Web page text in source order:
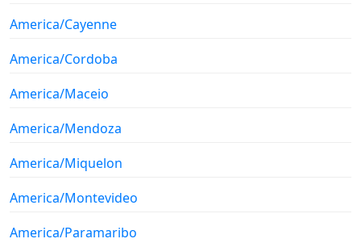
America/Cayenne
America/Cordoba
America/Maceio
America/Mendoza
America/Miquelon
America/Montevideo
America/Paramaribo